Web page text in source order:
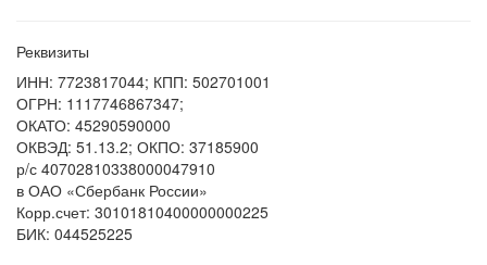
Реквизиты
ИНН: 7723817044; КПП: 502701001
ОГРН: 1117746867347;
ОКАТО: 45290590000
ОКВЭД: 51.13.2; ОКПО: 37185900
р/с 40702810338000047910
в ОАО «Сбербанк России»
Корр.счет: 30101810400000000225
БИК: 044525225